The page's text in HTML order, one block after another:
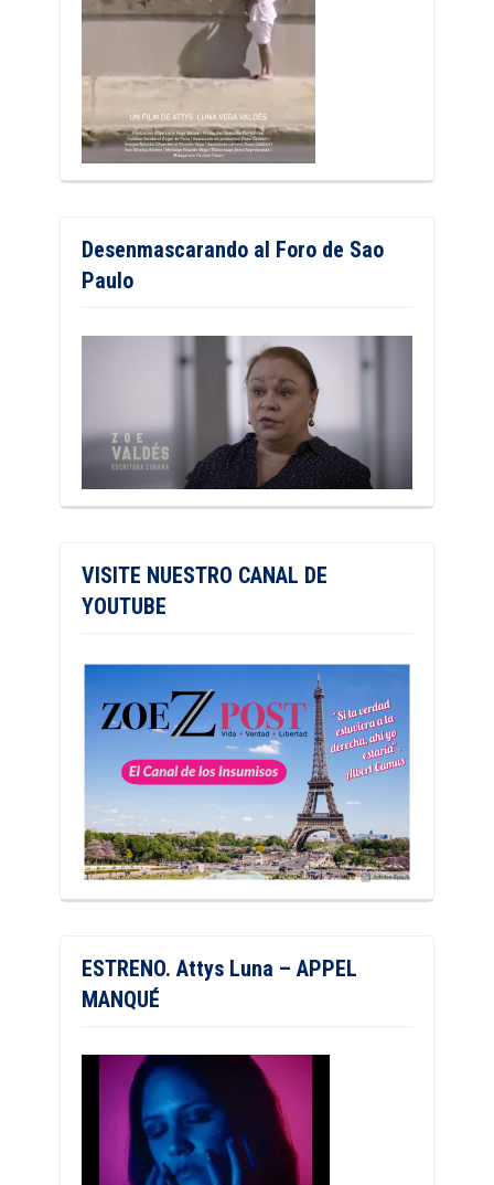
Desenmascarando al Foro de Sao
Paulo
VISITE NUESTRO CANAL DE
YOUTUBE
ESTRENO. Attys Luna – APPEL
MANQUÉ